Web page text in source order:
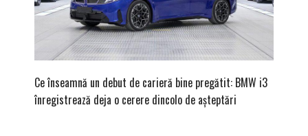
Ce înseamnă un debut de carieră bine pregătit: BMW i3
înregistrează deja o cerere dincolo de așteptări